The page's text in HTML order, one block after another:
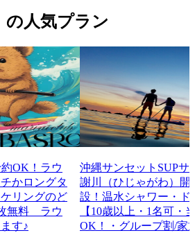
の人気プラン
OK！ラウ
かロングタ
リングのど
無料 ラウ
す♪
沖縄サンセットSUP
謝川（ひじゃがわ）
設！温水シャワー・ド
【10歳以上・1名可・
OK！・グループ割/家